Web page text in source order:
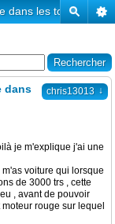
dans les tours..
chris13013 ↓
dans
je m'explique j'ai une
voiture qui lorsque
de 3000 trs , cette
, avant de pouvoir
rouge sur lequel